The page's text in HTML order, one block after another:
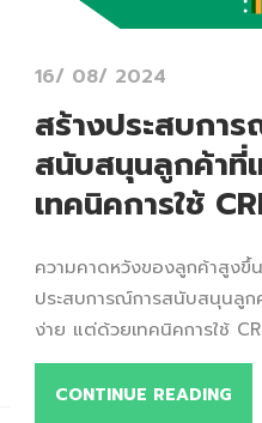
16/ 08/ 2024
สร้างประสบกา
สนับสนุนลูกค้าที่
เทคนิคการใช้
ความคาดหวังของลูกค้าสูงขึ้
ประสบการณ์การสนับสนุนลูก
ง่าย แต่ด้วยเทคนิคการใช้
CONTINUE READING